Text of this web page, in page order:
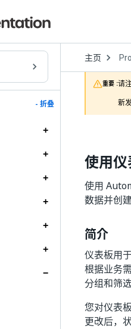
- 折叠
主页
to
重要 :请
新
使用
使用
数据并创
简介
仪表板用
根据业务
分组和筛
您对仪表
更改后，